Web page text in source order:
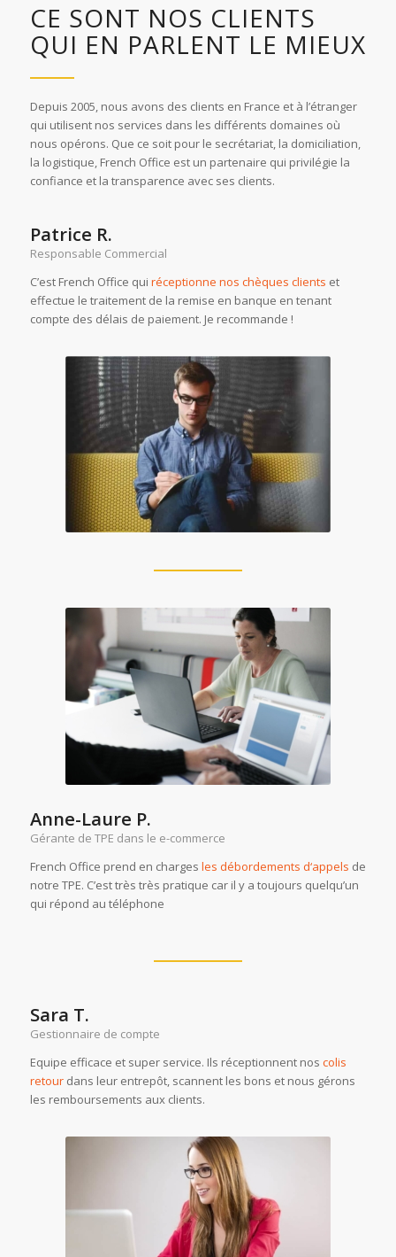
CE SONT NOS CLIENTS
QUI EN PARLENT LE MIEUX
Depuis 2005, nous avons des clients en France et à l’étranger
qui utilisent nos services dans les différents domaines où
nous opérons. Que ce soit pour le secrétariat, la domiciliation,
la logistique, French Office est un partenaire qui privilégie la
confiance et la transparence avec ses clients.
Patrice R.
Responsable Commercial
C’est French Office qui réceptionne nos chèques clients et
effectue le traitement de la remise en banque en tenant
compte des délais de paiement. Je recommande !
Anne-Laure P.
Gérante de TPE dans le e-commerce
French Office prend en charges les débordements d‘appels de
notre TPE. C’est très très pratique car il y a toujours quelqu’un
qui répond au téléphone
Sara T.
Gestionnaire de compte
Equipe efficace et super service. Ils réceptionnent nos colis
retourdans leur entrepôt, scannent les bons et nous gérons
les remboursements aux clients.